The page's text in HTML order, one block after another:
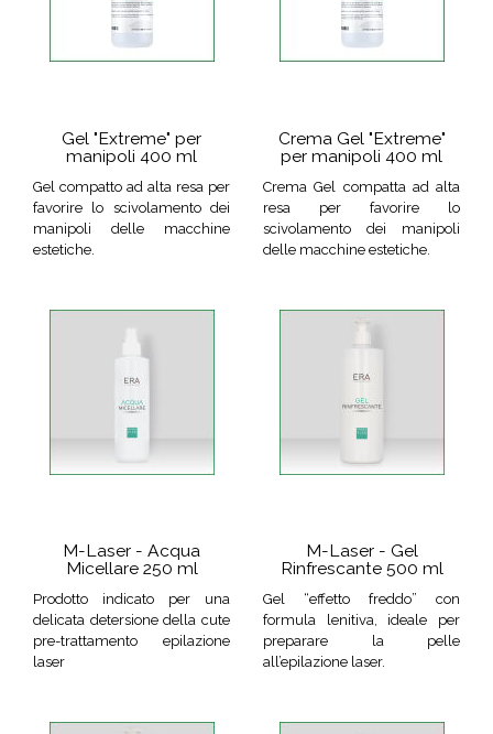
Gel "Extreme" per
manipoli 400 ml
Gel compatto ad alta resa per
favorire lo scivolamento dei
manipoli delle macchine
estetiche.
Crema Gel "Extreme"
per manipoli 400 ml
Crema Gel compatta ad alta
resa per favorire lo
scivolamento dei manipoli
delle macchine estetiche.
M-Laser - Acqua
Micellare 250 ml
Prodotto indicato per una
delicata detersione della cute
pre-trattamento epilazione
laser
M-Laser - Gel
Rinfrescante 500 ml
Gel “effetto freddo” con
formula lenitiva, ideale per
preparare la pelle
all’epilazione laser.